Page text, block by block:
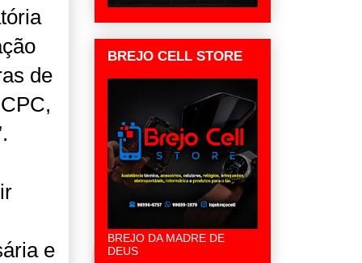
de
e
BREJO CELL STORE
BREJO DA MADRE DE
DEUS